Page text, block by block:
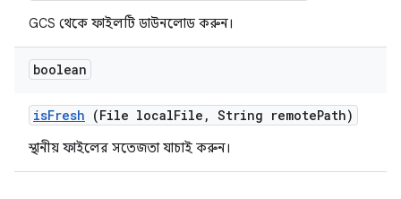
GCS থেকে ফাইলটি ডাউনলোড করুন।
boolean
isFresh (File localFile , String remotePath)
স্থানীয় ফাইলের সতেজতা যাচাই করুন।